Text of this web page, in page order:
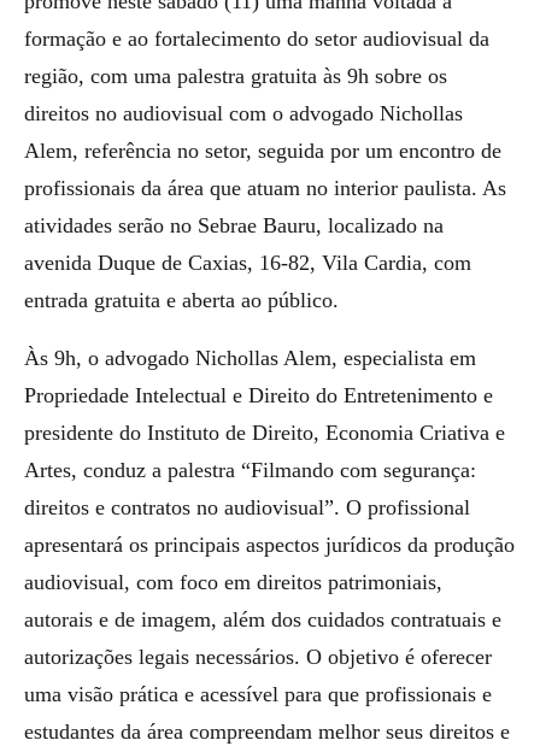
formação e ao fortalecimento do setor audiovisual da
região, com uma palestra gratuita às 9h sobre os
direitos no audiovisual com o advogado Nichollas
Alem, referência no setor, seguida por um encontro de
profissionais da área que atuam no interior paulista. As
atividades serão no Sebrae Bauru, localizado na
avenida Duque de Caxias, 16-82, Vila Cardia, com
entrada gratuita e aberta ao público.
Às 9h, o advogado Nichollas Alem, especialista em
Propriedade Intelectual e Direito do Entretenimento e
presidente do Instituto de Direito, Economia Criativa e
Artes, conduz a palestra “Filmando com segurança:
direitos e contratos no audiovisual”. O profissional
apresentará os principais aspectos jurídicos da produção
audiovisual, com foco em direitos patrimoniais,
autorais e de imagem, além dos cuidados contratuais e
autorizações legais necessários. O objetivo é oferecer
uma visão prática e acessível para que profissionais e
estudantes da área compreendam melhor seus direitos e